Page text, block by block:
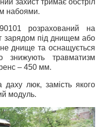
набоями.
розрахований на
зарядом під днищем або
днище та оснащується
знижують травматизм
– 450 мм.
люк, замість якого
модуль.